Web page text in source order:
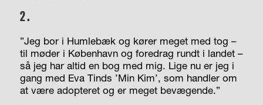
2.
”Jeg bor i Humlebæk og kører meget med tog –
til møder i København og foredrag rundt i landet –
så jeg har altid en bog med mig. Lige nu er jeg i
gang med Eva Tinds ’Min Kim’, som handler om
at være adopteret og er meget bevægende.”